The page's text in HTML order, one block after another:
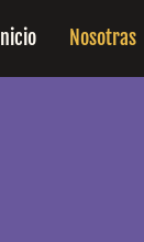
Inicio Nosotras